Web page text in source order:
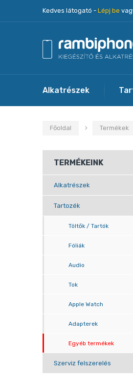
Kedves látogató - Lépj be
Alkatrészek
Főoldal Termékek
TERMÉKEINK
Alkatrészek
Tartozék
Töltők / Tartók
Fóliák
Audio
Tok
Apple Watch
Adapterek
Egyéb termékek
Szerviz felszerelés